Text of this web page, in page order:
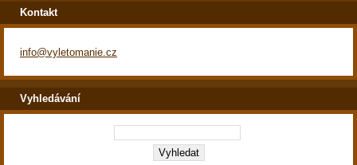
Kontakt
info@vyletomanie.cz
Vyhledávání